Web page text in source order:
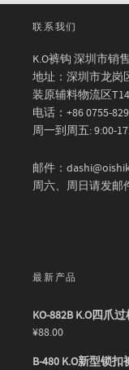
联系我们
K.O裤钩 深圳市销
地址：深圳市龙岗
装原辅料物流区
电话：+86 0755-
周一到周五: 9:00-
邮件：
周六、周日请发邮
最新产品
KO-882B K.O四爪
¥88.00
B-480 K.O新型锁